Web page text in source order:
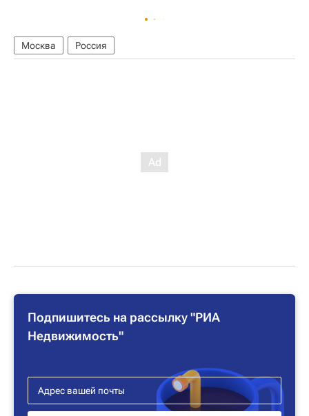
Москва Россия
Подпишитесь на рассылку "РИА
Недвижимость"